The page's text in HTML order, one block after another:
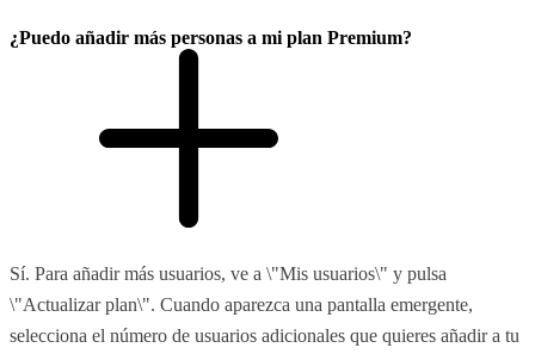
¿Puedo añadir más personas a mi plan Premium?
Sí. Para añadir más usuarios, ve a \"Mis usuarios\" y pulsa
\"Actualizar plan\". Cuando aparezca una pantalla emergente,
selecciona el número de usuarios adicionales que quieres añadir a tu